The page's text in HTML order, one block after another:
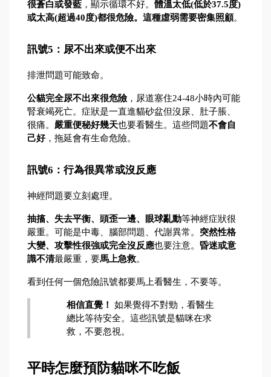
很蒼白或發藍 ，顯示循環不好。 體溫太低(低於37.5度)
或太高(超過40度)都很危險。這種虛弱需要密集照顧。
訊號5：尿不出來或便不出來
排泄問題可能致命。
公貓完全尿不出來很危險 ，尿道塞住24-48小時內可能
腎衰竭死亡。症狀是一直進貓砂盆但沒尿、肚子脹、
很痛。 嚴重便秘好幾天也要看醫生。這些問題不會自
己好，拖延會有生命危險。
訊號6：行為很異常或沒反應
神經問題要立刻處理。
抽搐、失去平衡、頭歪一邊、眼球亂動等神經症狀很
嚴重。可能是中毒、腦部問題、代謝異常。 突然性格
大變、攻擊性很強或完全沒反應也要注意。 昏迷或意
識不清最嚴重，要馬上急救。
看到任何一個危險訊號都要馬上看醫生，不要等。
相信直覺！
如果覺得不對勁，看醫生
總比等待安全。這些訊號是貓咪在求
救，不要忽視。
平時怎麼預防貓咪不吃飯